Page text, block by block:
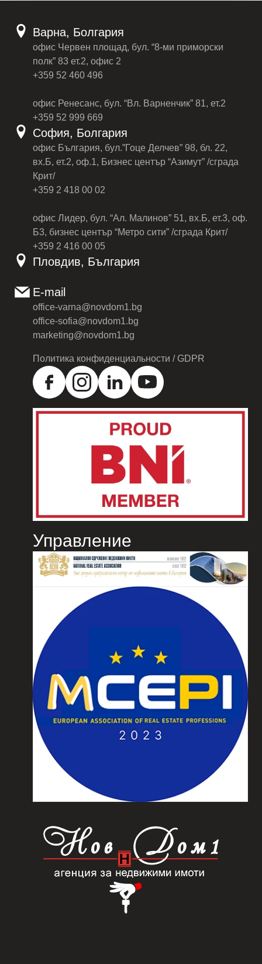
Варна, Болгария
офис Червен площад, бул. “8-ми приморски
полк” 83 ет.2, офис 2
+359 52 460 496
офис Ренесанс, бул. “Вл. Варненчик” 81, ет.2
+359 52 999 669
София, Болгария
офис България, бул.”Гоце Делчев” 98, бл. 22,
вх.Б, ет.2, оф.1, Бизнес център “Азимут” /сграда
Крит/
+359 2 418 00 02
офис Лидер, бул. “Ал. Малинов” 51, вх.Б, ет.3, оф.
Б3, бизнес център “Метро сити” /сграда Крит/
+359 2 416 00 05
Пловдив, България
E-mail
office-varna@novdom1.bg
office-sofia@novdom1.bg
marketing@novdom1.bg
Политика конфиденциальности / GDPR
Управление